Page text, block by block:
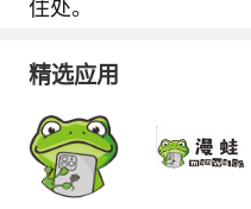
住处。
精选应用